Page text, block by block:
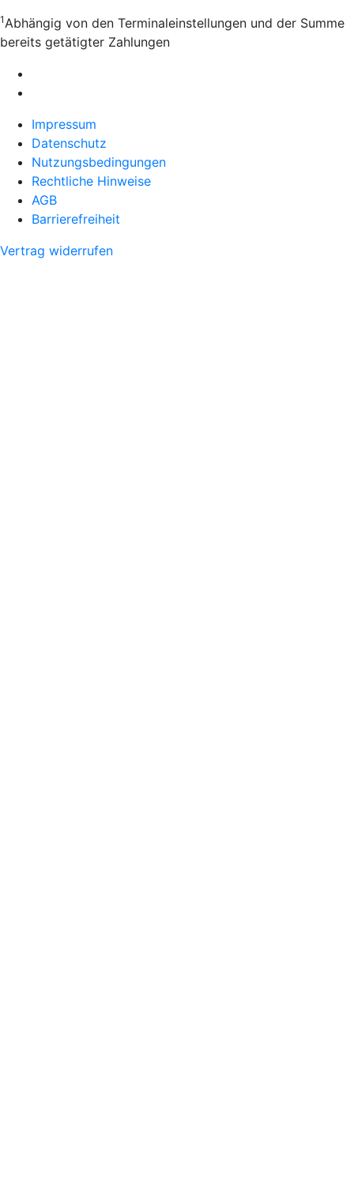
1 Abhängig von den Terminaleinstellungen und der Summe
bereits getätigter Zahlungen
Impressum
Datenschutz
Nutzungsbedingungen
Rechtliche Hinweise
AGB
Barrierefreiheit
Vertrag widerrufen